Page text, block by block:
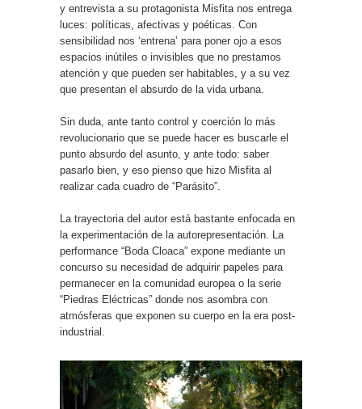
y entrevista a su protagonista Misfita nos entrega
luces: políticas, afectivas y poéticas. Con
sensibilidad nos ‘entrena’ para poner ojo a esos
espacios inútiles o invisibles que no prestamos
atención y que pueden ser habitables, y a su vez
que presentan el absurdo de la vida urbana.
Sin duda, ante tanto control y coerción lo más
revolucionario que se puede hacer es buscarle el
punto absurdo del asunto, y ante todo: saber
pasarlo bien, y eso pienso que hizo Misfita al
realizar cada cuadro de “Parásito”.
La trayectoria del autor está bastante enfocada en
la experimentación de la autorepresentación. La
performance “Boda Cloaca” expone mediante un
concurso su necesidad de adquirir papeles para
permanecer en la comunidad europea o la serie
“Piedras Eléctricas” donde nos asombra con
atmósferas que exponen su cuerpo en la era post-
industrial.